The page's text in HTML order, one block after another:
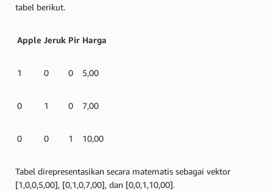
tabel berikut.
Apple Jeruk Pir Harga
1 0 0 5,00
0 1 0 7,00
0 0 1 10,00
Tabel direpresentasikan secara matematis sebagai vektor
[1,0,0,5,00], [0,1,0,7,00], dan [0,0,1,10,00].